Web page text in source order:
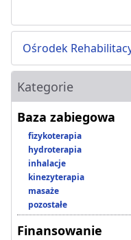
Ośrodek
Kategorie
Baza zabiegowa
fizykoterapia
hydroterapia
inhalacje
kinezyterapia
masaże
pozostałe
Finansowanie